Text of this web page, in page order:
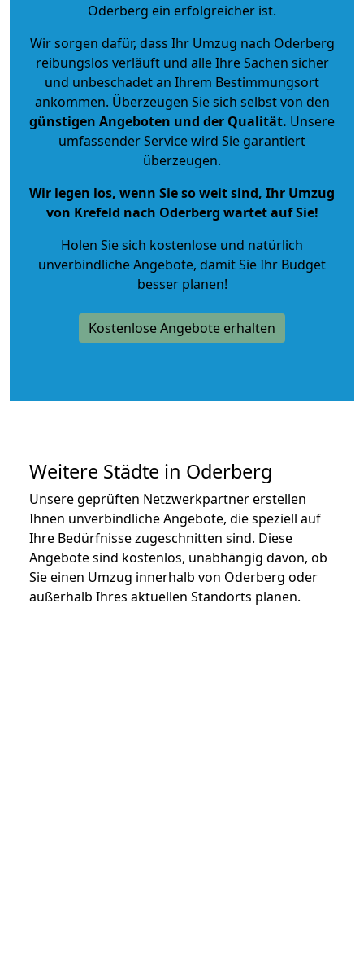
Oderberg ein erfolgreicher ist.
Wir sorgen dafür, dass Ihr Umzug nach Oderberg
reibungslos verläuft und alle Ihre Sachen sicher
und unbeschadet an Ihrem Bestimmungsort
ankommen. Überzeugen Sie sich selbst von den
günstigen Angeboten und der Qualität. Unsere
umfassender Service wird Sie garantiert
überzeugen.
Wir legen los, wenn Sie so weit sind, Ihr Umzug
von Krefeld nach Oderberg wartet auf Sie!
Holen Sie sich kostenlose und natürlich
unverbindliche Angebote, damit Sie Ihr Budget
besser planen!
Kostenlose Angebote erhalten
Weitere Städte in Oderberg
Unsere geprüften Netzwerkpartner erstellen
Ihnen unverbindliche Angebote, die speziell auf
Ihre Bedürfnisse zugeschnitten sind. Diese
Angebote sind kostenlos, unabhängig davon, ob
Sie einen Umzug innerhalb von Oderberg oder
außerhalb Ihres aktuellen Standorts planen.